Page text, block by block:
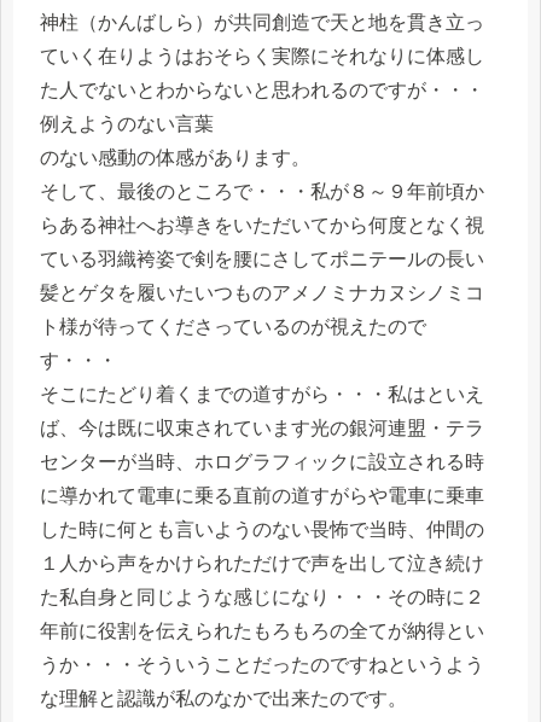
神柱（かんばしら）が共同創造で天と地を貫き立っ
ていく在りようはおそらく実際にそれなりに体感し
た人でないとわからないと思われるのですが・・・
例えようのない言葉
のない感動の体感があります。
そして、最後のところで・・・私が８～９年前頃か
らある神社へお導きをいただいてから何度となく視
ている羽織袴姿で剣を腰にさしてポニテールの長い
髪とゲタを履いたいつものアメノミナカヌシノミコ
ト様が待ってくださっているのが視えたので
す・・・
そこにたどり着くまでの道すがら・・・私はといえ
ば、今は既に収束されています光の銀河連盟・テラ
センターが当時、ホログラフィックに設立される時
に導かれて電車に乗る直前の道すがらや電車に乗車
した時に何とも言いようのない畏怖で当時、仲間の
１人から声をかけられただけで声を出して泣き続け
た私自身と同じような感じになり・・・その時に２
年前に役割を伝えられたもろもろの全てが納得とい
うか・・・そういうことだったのですねというよう
な理解と認識が私のなかで出来たのです。